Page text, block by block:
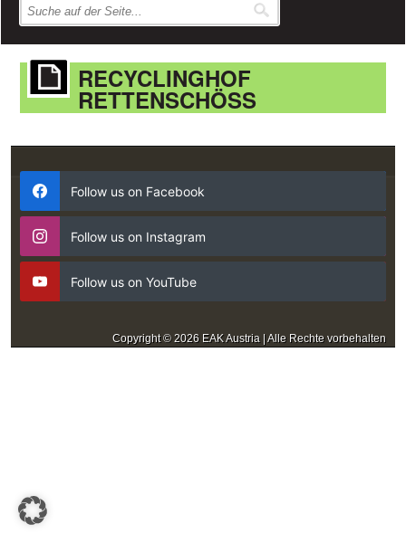
RECYCLINGHOF
RETTENSCHÖSS
Follow us on Facebook
Follow us on Instagram
Follow us on YouTube
Copyright © 2026 EAK Austria | Alle Rechte vorbehalten